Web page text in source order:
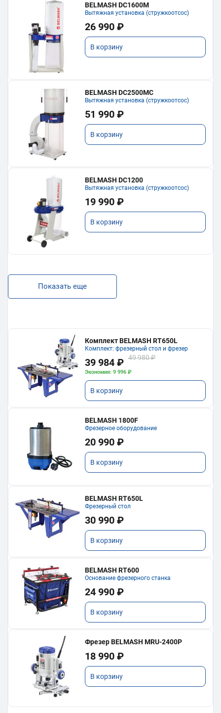
BELMASH DC1600M
Вытяжная установка (стружкоотсос)
26 990 ₽
В корзину
BELMASH DC2500MC
Вытяжная установка (стружкоотсос)
51 990 ₽
В корзину
BELMASH DC1200
Вытяжная установка (стружкоотсос)
19 990 ₽
В корзину
Показать еще
Комплект BELMASH RT650L
Комплект: фрезерный стол и фрезер
39 984 ₽ 49 980 ₽
Экономия: 9 996 ₽
В корзину
BELMASH 1800F
Фрезерное оборудование
20 990 ₽
В корзину
BELMASH RT650L
Фрезерный стол
30 990 ₽
В корзину
BELMASH RT600
Основание фрезерного станка
24 990 ₽
В корзину
Фрезер BELMASH MRU-2400P
18 990 ₽
В корзину